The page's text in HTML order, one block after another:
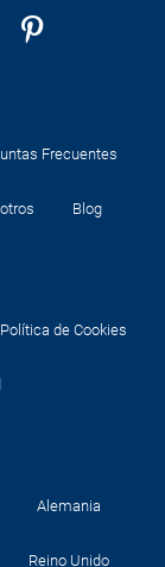
Frecuentes
Blog
Política de Cookies
Alemania
Reino Unido